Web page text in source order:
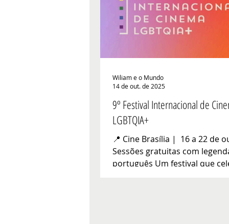
da paz, dos direitos humanos
diálogo intercultural. A
reúne 320 milhões de falantes
9º Festival Internacional de
LGBTQIA+
📍 Cine Brasília | ️ 16 a 22 de
Sessões gratuitas com
português Um festival que
Wiliam e o Mundo
14 de out. de 2025